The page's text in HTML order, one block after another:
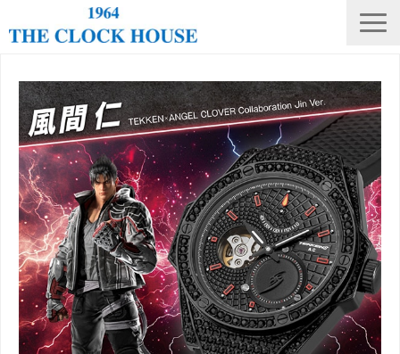
THE CLOCK HOUSE オリジナルウォッチ
ランキング
修理・電池交換
会社概要
採用情報
オンラインストア
店舗リスト